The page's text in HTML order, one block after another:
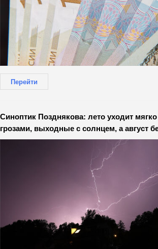
Перейти
Синоптик Позднякова: лето уходит
грозами, выходные с солнцем, а август